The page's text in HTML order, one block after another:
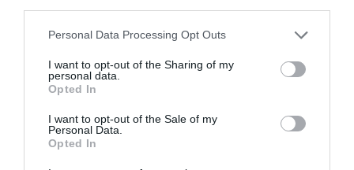
Please note that this website/app uses one or more Google
not limited to your visit or usage behaviour. You may click to
grant or deny consent to Google and its third-party tags to
use your data for below specified purposes in below Google
consent section.
Personal Data Processing Opt Outs
I want to opt-out of the Sharing of my
personal data.
Opted In
I want to opt-out of the Sale of my
Personal Data.
Opted In